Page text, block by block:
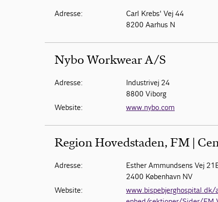
Adresse:
Carl Krebs' Vej 44
8200 Aarhus N
Nybo Workwear A/S
Adresse:
Industrivej 24
8800 Viborg
Website:
www.nybo.com
Region Hovedstaden, FM |
Adresse:
Esther Ammundsens Vej
2400 København NV
Website: